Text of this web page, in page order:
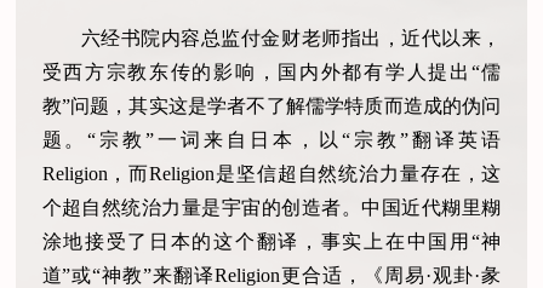
六经书院内容总监付金财老师指出，近代以来，
受西方宗教东传的影响，国内外都有学人提出“儒
教”问题，其实这是学者不了解儒学特质而造成的伪问
题。“宗教”一词来自日本，以“宗教”翻译英语
Religion，而Religion是坚信超自然统治力量存在，这
个超自然统治力量是宇宙的创造者。中国近代糊里糊
涂地接受了日本的这个翻译，事实上在中国用“神
道”或“神教”来翻译Religion更合适，《周易·观卦·彖